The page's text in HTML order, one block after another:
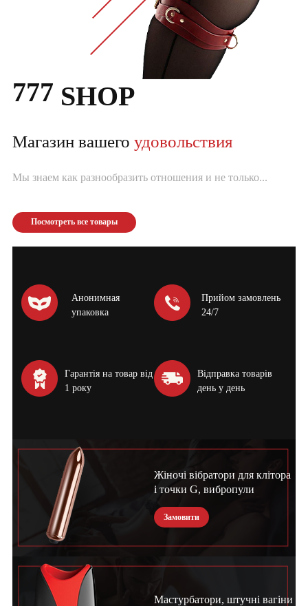
777 SHOP
Магазин вашего удовольствия
Мы знаем как разнообразить отношения и не только...
Посмотреть все товары
Анонимная
упаковка
Прийом замовлень
24/7
Гарантія на товар від
1 року
Відправка товарів
день у день
Жіночі вібратори для клітора
і точки G, вибропули
Замовити
Мастурбатори, штучні вагіни